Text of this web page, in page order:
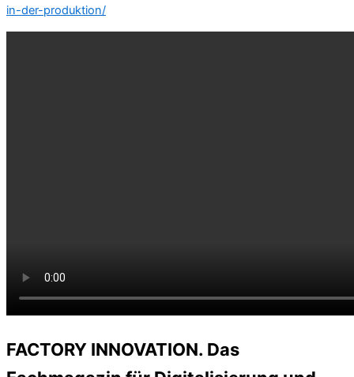
in-der-produktion/
FACTORY INNOVATION. Das